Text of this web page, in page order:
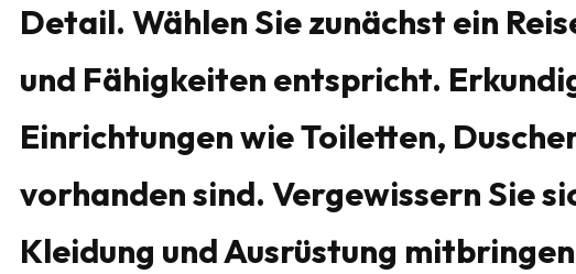
Detail. Wählen Sie zunächst ein
und Fähigkeiten entspricht.
Einrichtungen wie Toiletten,
vorhanden sind. Vergewissern Sie
Kleidung und Ausrüstung